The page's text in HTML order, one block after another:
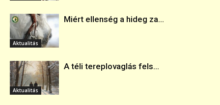
Aktualitás
Miért ellenség a hideg za...
Aktualitás
A téli tereplovaglás fels...